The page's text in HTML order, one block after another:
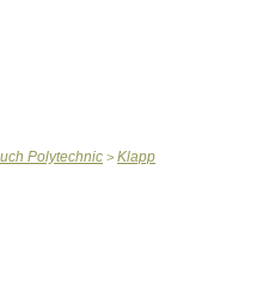
Polytechnic > Klapp